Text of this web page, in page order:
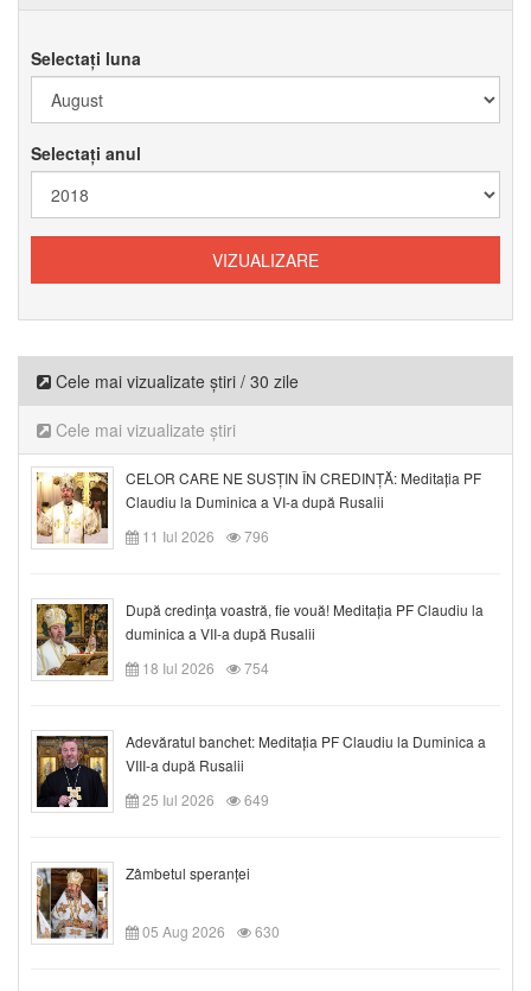
Selectați luna
Selectați anul
Cele mai vizualizate știri / 30 zile
Cele mai vizualizate știri
CELOR CARE NE SUSȚIN ÎN CREDINȚĂ: Meditația PF
Claudiu la Duminica a VI-a după Rusalii
11 Iul 2026
796
După credinţa voastră, fie vouă! Meditația PF Claudiu la
duminica a VII-a după Rusalii
18 Iul 2026
754
Adevăratul banchet: Meditația PF Claudiu la Duminica a
VIII-a după Rusalii
25 Iul 2026
649
Zâmbetul speranței
05 Aug 2026 630